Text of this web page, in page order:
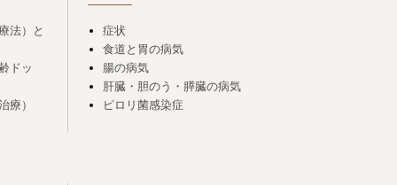
法）と
ドッ
療）
症状
食道と胃の病気
腸の病気
肝臓・胆のう・膵臓の病気
ピロリ菌感染症